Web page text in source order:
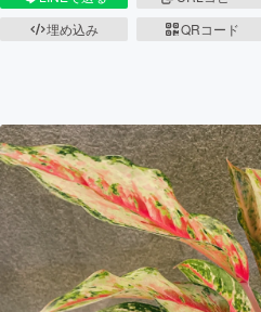
埋め込み
QRコード